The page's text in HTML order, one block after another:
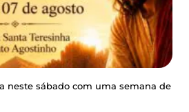
neste sábado com uma semana de